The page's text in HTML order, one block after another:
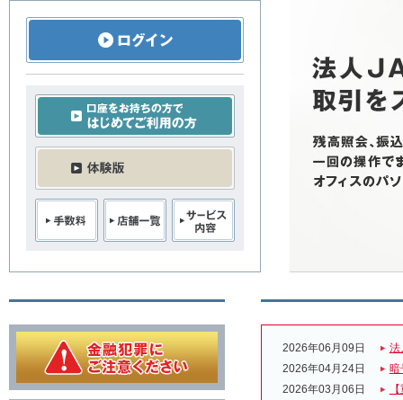
2026年06月09日
法
2026年04月24日
暗
2026年03月06日